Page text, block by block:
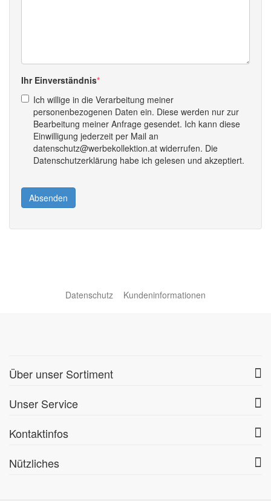
Ihr Einverständnis
Ich willige in die Verarbeitung meiner
personenbezogenen Daten ein. Diese werden nur zur
Bearbeitung meiner Anfrage gesendet. Ich kann diese
Einwilligung jederzeit per Mail an
datenschutz@werbekollektion.at widerrufen. Die
Datenschutzerklärung habe ich gelesen und akzeptiert.
Absenden
Datenschutz Kundeninformationen
Über unser Sortiment
Unser Service
Kontaktinfos
Nützliches